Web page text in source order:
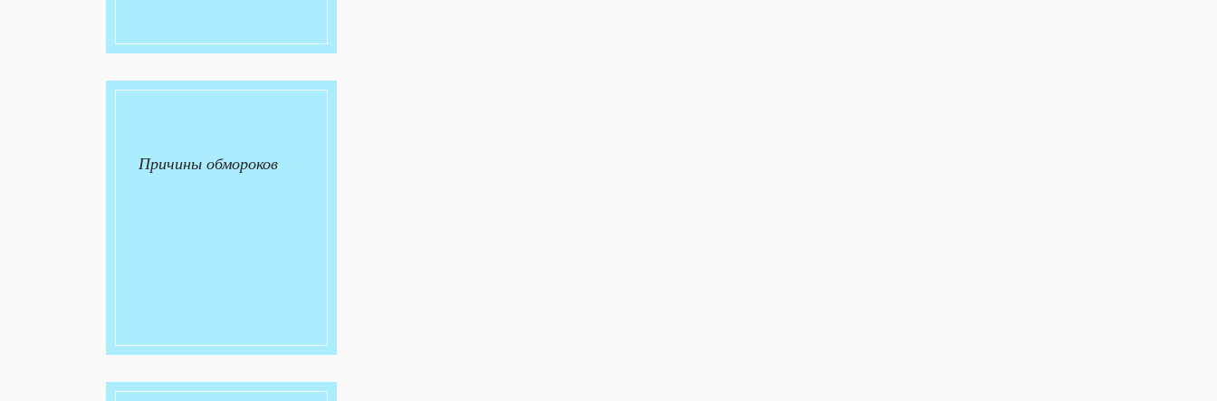
Причины обмороков